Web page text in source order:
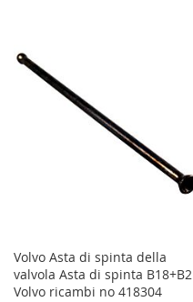
LIST
Volvo Asta di spinta della
valvola Asta di spinta B18+B2
Volvo ricambi no 418304